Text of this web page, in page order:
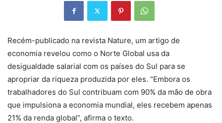
Recém-publicado na revista Nature, um artigo de
economia revelou como o Norte Global usa da
desigualdade salarial com os países do Sul para se
apropriar da riqueza produzida por eles. “Embora os
trabalhadores do Sul contribuam com 90% da mão de obra
que impulsiona a economia mundial, eles recebem apenas
21% da renda global”, afirma o texto.